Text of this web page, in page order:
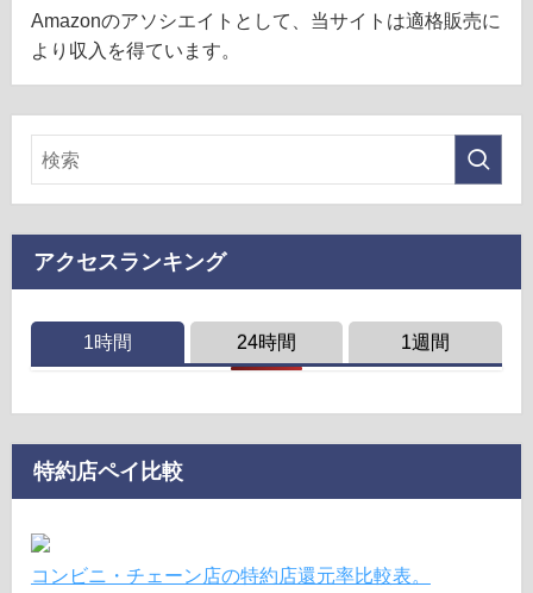
Amazonのアソシエイトとして、当サイトは適格販売に
より収入を得ています。
アクセスランキング
1時間 24時間 1週間
特約店ペイ比較
コンビニ・チェーン店の特約店還元率比較表。